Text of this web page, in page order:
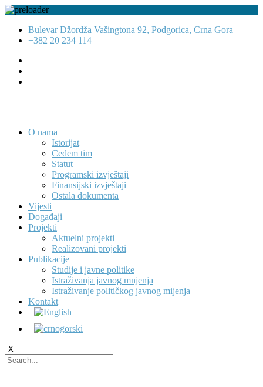
Bulevar Džordža Vašingtona 92, Podgorica, Crna Gora
+382 20 234 114
O nama
Istorijat
Cedem tim
Statut
Programski izvještaji
Finansijski izvještaji
Ostala dokumenta
Vijesti
Događaji
Projekti
Aktuelni projekti
Realizovani projekti
Publikacije
Studije i javne politike
Istraživanja javnog mnjenja
Istraživanje političkog javnog mijenja
Kontakt
X